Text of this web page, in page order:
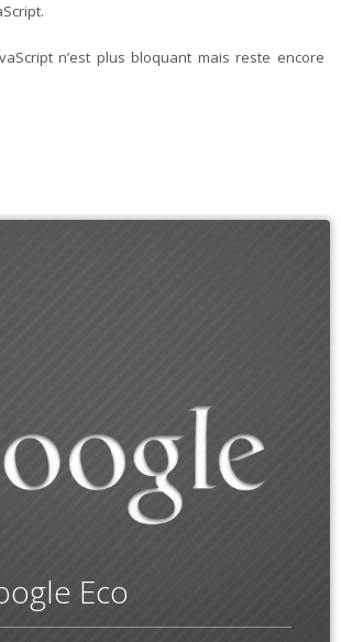
n’est plus bloquant mais reste encore
Eco